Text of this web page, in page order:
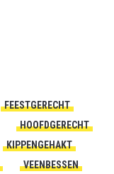
FEESTGERECHT
HOOFDGERECHT
KIPPENGEHAKT
VEENBESSEN